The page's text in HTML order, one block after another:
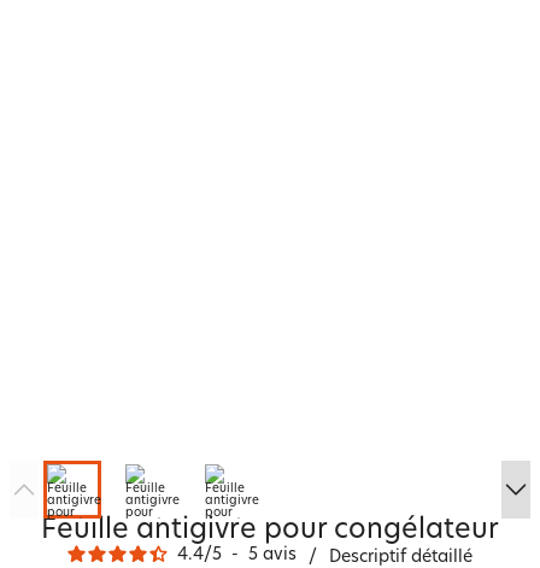
Feuille antigivre pour congélateur
4.4/5 - 5 avis / Descriptif détaillé